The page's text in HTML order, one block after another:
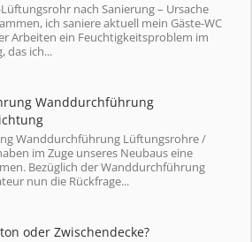
nach Sanierung – Ursache
ich saniere aktuell mein Gäste-WC
Arbeiten ein Feuchtigkeitsproblem im
das ich...
Wanddurchführung
Wanddurchführung Lüftungsrohre /
im Zuge unseres Neubaus eine
Bezüglich der Wanddurchführung
nun die Rückfrage...
oder Zwischendecke?